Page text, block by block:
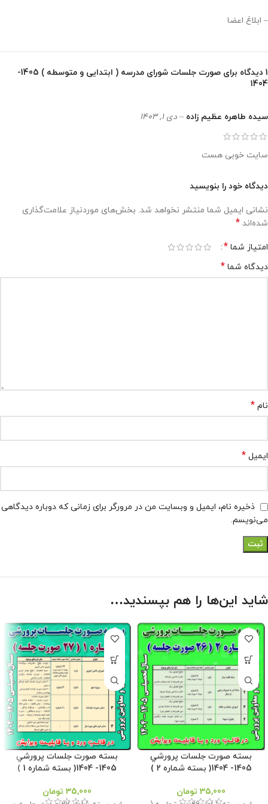
– ابلاغ اعضا
1 دیدگاه برای
صورت جلسات شورای مدرسه ( ابتدایی و متوسطه ) 1405-
1404
سیده طاهره عظیم زاده – دی 1, 1403
سایت خوبی هست
دیدگاه خود را بنویسید
نشانی ایمیل شما منتشر نخواهد شد. بخش‌های موردنیاز علامت‌گذاری
شده‌اند *
امتیاز شما *
دیدگاه شما *
نام *
ایمیل *
ذخیره نام، ایمیل و وبسایت من در مرورگر برای زمانی که دوباره دیدگاهی
می‌نویسم.
شاید این‌ها را هم بپسندید…
بسته صورت جلسات پرورشي
1405- 1404( بسته شماره 2 )
35,000 تومان
بسته صورت جلسات پرورشي
1405- 1404( بسته شماره 1 )
35,000 تومان